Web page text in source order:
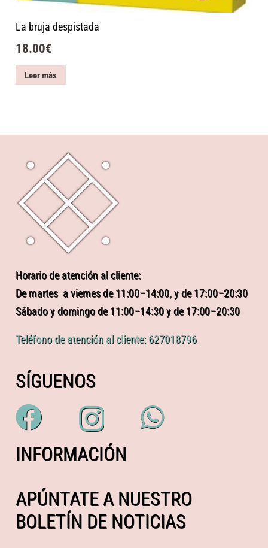
La bruja despistada
18.00€
Leer más
Horario de atención al cliente:
De martes a viernes de 11:00–14:00, y de 17:00–20:30
Sábado y domingo de 11:00–14:30 y de 17:00–20:30
Teléfono de atención al cliente: 627018796
SÍGUENOS
INFORMACIÓN
APÚNTATE A NUESTRO
BOLETÍN DE NOTICIAS